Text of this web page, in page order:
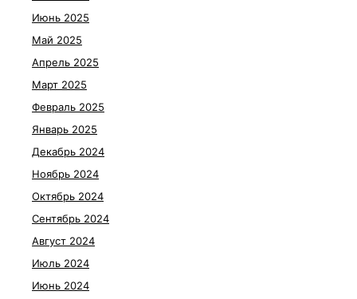
Июнь 2025
Май 2025
Апрель 2025
Март 2025
Февраль 2025
Январь 2025
Декабрь 2024
Ноябрь 2024
Октябрь 2024
Сентябрь 2024
Август 2024
Июль 2024
Июнь 2024